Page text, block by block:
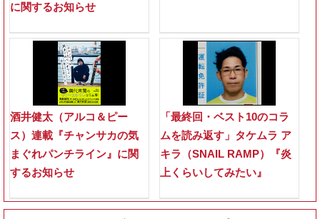
に関するお知らせ
酒井健太（アルコ＆ピー
ス）連載『チャンサカの気
まぐれパンチライン』に関
するお知らせ
「最終回・ベスト10のコラ
ムを読み返す」タケムラ ア
キラ（SNAIL RAMP）『炎
上くらいしてみたい』